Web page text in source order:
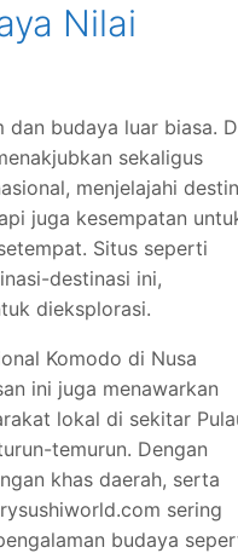
Nilai
dan budaya luar biasa.
sekaligus
menjelajahi
juga kesempatan
Situs seperti
destinasi ini,
dieksplorasi.
Komodo di Nusa
ini juga menawarkan
lokal di sekitar
temurun. Dengan
khas daerah, serta
sering
budaya